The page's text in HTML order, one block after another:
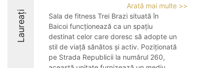
Laureați
Arată mai multe >>
Sala de fitness Trei Brazi situată în
Baicoi funcționează ca un spațiu
destinat celor care doresc să adopte un
stil de viață sănătos și activ. Poziționată
pe Strada Republicii la numărul 260,